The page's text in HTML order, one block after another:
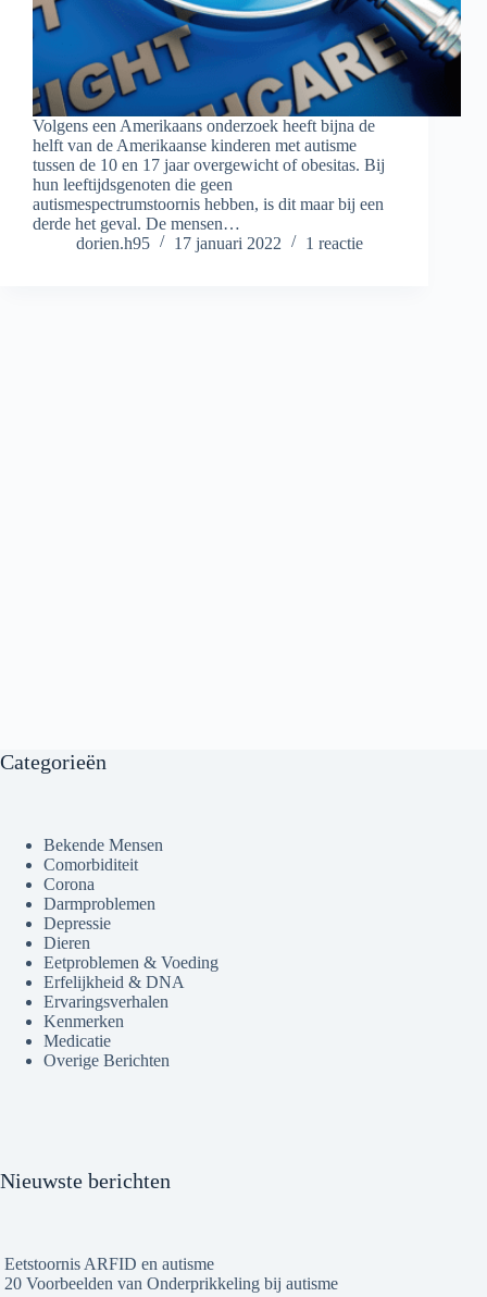
Volgens een Amerikaans onderzoek heeft bijna de
helft van de Amerikaanse kinderen met autisme
tussen de 10 en 17 jaar overgewicht of obesitas. Bij
hun leeftijdsgenoten die geen
autismespectrumstoornis hebben, is dit maar bij een
derde het geval. De mensen…
dorien.h95
17 januari 2022 1 reactie
Categorieën
Bekende Mensen
Comorbiditeit
Corona
Darmproblemen
Depressie
Dieren
Eetproblemen & Voeding
Erfelijkheid & DNA
Ervaringsverhalen
Kenmerken
Medicatie
Overige Berichten
Nieuwste berichten
Eetstoornis ARFID en autisme
20 Voorbeelden van Onderprikkeling bij autisme